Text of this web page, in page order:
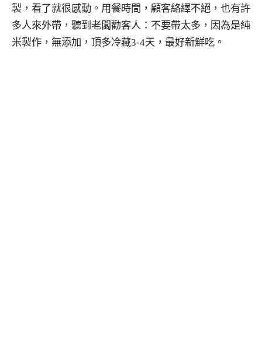
製，看了就很感動。用餐時間，顧客絡繹不絕，也有許
多人來外帶，聽到老闆勸客人：不要帶太多，因為是純
米製作，無添加，頂多冷藏3-4天，最好新鮮吃。